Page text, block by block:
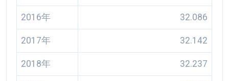
2016年 32.086
2017年 32.142
2018年 32.237